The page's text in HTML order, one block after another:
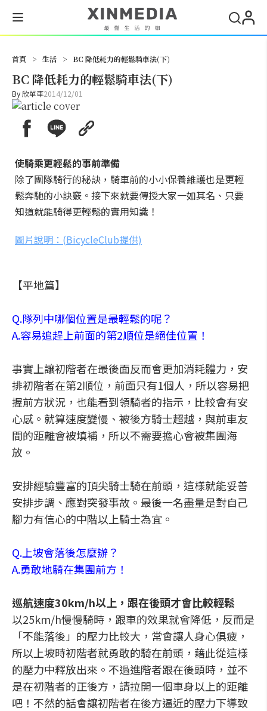
首頁 > 生活 > BC 降低耗力的輕鬆騎車法(下)
BC 降低耗力的輕鬆騎車法(下)
By欣單車2014/12/01
使騎乘更輕鬆的事前準備
除了團隊騎行的秘訣，騎車前的小小保養維護也是更輕
鬆奔馳的小訣竅。接下來就要傳授大家一如其名、只要
知道就能騎得更輕鬆的實用知識！
圖片說明：(BicycleClub提供)
【平地篇】
Q.隊列中哪個位置是最輕鬆的呢？
A.容易追趕上前面的第2順位是絕佳位置！
事實上讓初階者在最後面反而會更加消耗體力，安
排初階者在第2順位，前面只有1個人，所以容易把
握前方狀況，也能看到領騎者的指示，比較會有安
心感。就算速度變慢、被後方騎士超越，與前車友
間的距離會被填補，所以不需要擔心會被集團海
放。
安排經驗豐富的頂尖騎士騎在前頭，這樣就能妥善
安排步調、應對突發事故。最後一名盡量是對自己
腳力有信心的中階以上騎士為宜。
Q.上坡會落後怎麼辦？
A.勇敢地騎在集團前方！
巡航速度30km/h以上，跟在後頭才會比較輕鬆
以25km/h慢慢騎時，跟車的效果就會降低，反而是
「不能落後」的壓力比較大，常會讓人身心俱疲，
所以上坡時初階者就勇敢的騎在前頭，藉此從這樣
的壓力中釋放出來。不過進階者跟在後頭時，並不
是在初階者的正後方，請拉開一個車身以上的距離
吧！不然的話會讓初階者在後方逼近的壓力下導致